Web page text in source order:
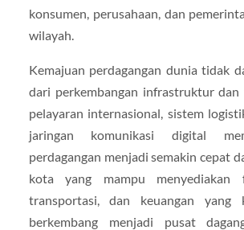
konsumen, perusahaan, dan
wilayah.
Kemajuan perdagangan dunia tidak
dari perkembangan infrastruktur dan
pelayaran internasional, sistem
jaringan komunikasi digital
perdagangan menjadi semakin cepat
kota yang mampu menyediakan
transportasi, dan keuangan yang
berkembang menjadi pusat